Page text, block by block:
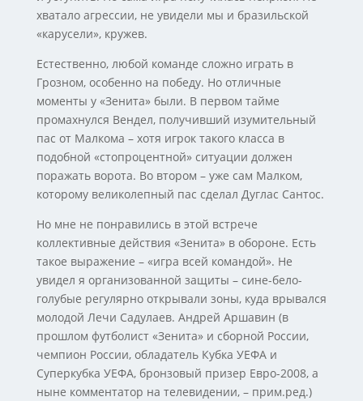
хватало агрессии, не увидели мы и бразильской
«карусели», кружев.
Естественно, любой команде сложно играть в
Грозном, особенно на победу. Но отличные
моменты у «Зенита» были. В первом тайме
промахнулся Вендел, получивший изумительный
пас от Малкома – хотя игрок такого класса в
подобной «стопроцентной» ситуации должен
поражать ворота. Во втором – уже сам Малком,
которому великолепный пас сделал Дуглас Сантос.
Но мне не понравились в этой встрече
коллективные действия «Зенита» в обороне. Есть
такое выражение – «игра всей командой». Не
увидел я организованной защиты – сине-бело-
голубые регулярно открывали зоны, куда врывался
молодой Лечи Садулаев. Андрей Аршавин (в
прошлом футболист «Зенита» и сборной России,
чемпион России, обладатель Кубка УЕФА и
Суперкубка УЕФА, бронзовый призер Евро-2008, а
ныне комментатор на телевидении, – прим.ред.)